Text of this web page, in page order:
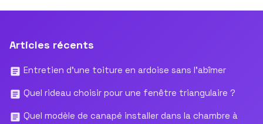
Articles récents
Entretien d’une toiture en ardoise sans l’abîmer
Quel rideau choisir pour une fenêtre triangulaire ?
Quel modèle de canapé installer dans la chambre à